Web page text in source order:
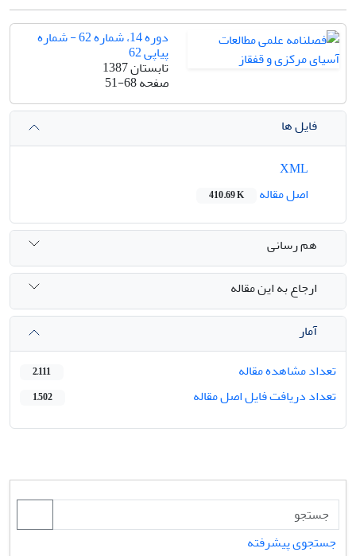
دوره 14، شماره 62 - شماره
پیاپی 62
تابستان 1387
صفحه51-68
فایل ها
اصل مقاله
410.69 K
هم رسانی
ارجاع به این مقاله
آمار
تعداد مشاهده مقاله
2,111
تعداد دریافت فایل اصل مقاله 1,502
جستجوی پیشرفته